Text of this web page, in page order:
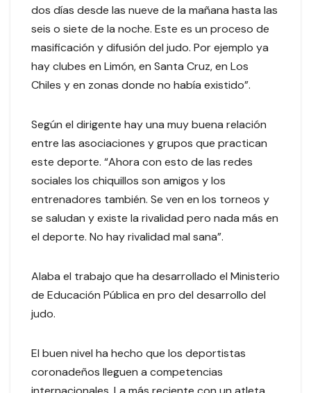
dos días desde las nueve de la mañana hasta las
seis o siete de la noche. Este es un proceso de
masificación y difusión del judo. Por ejemplo ya
hay clubes en Limón, en Santa Cruz, en Los
Chiles y en zonas donde no había existido”.
Según el dirigente hay una muy buena relación
entre las asociaciones y grupos que practican
este deporte. “Ahora con esto de las redes
sociales los chiquillos son amigos y los
entrenadores también. Se ven en los torneos y
se saludan y existe la rivalidad pero nada más en
el deporte. No hay rivalidad mal sana”.
Alaba el trabajo que ha desarrollado el Ministerio
de Educación Pública en pro del desarrollo del
judo.
El buen nivel ha hecho que los deportistas
coronadeños lleguen a competencias